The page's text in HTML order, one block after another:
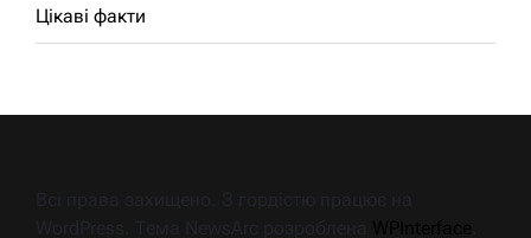
Цікаві факти